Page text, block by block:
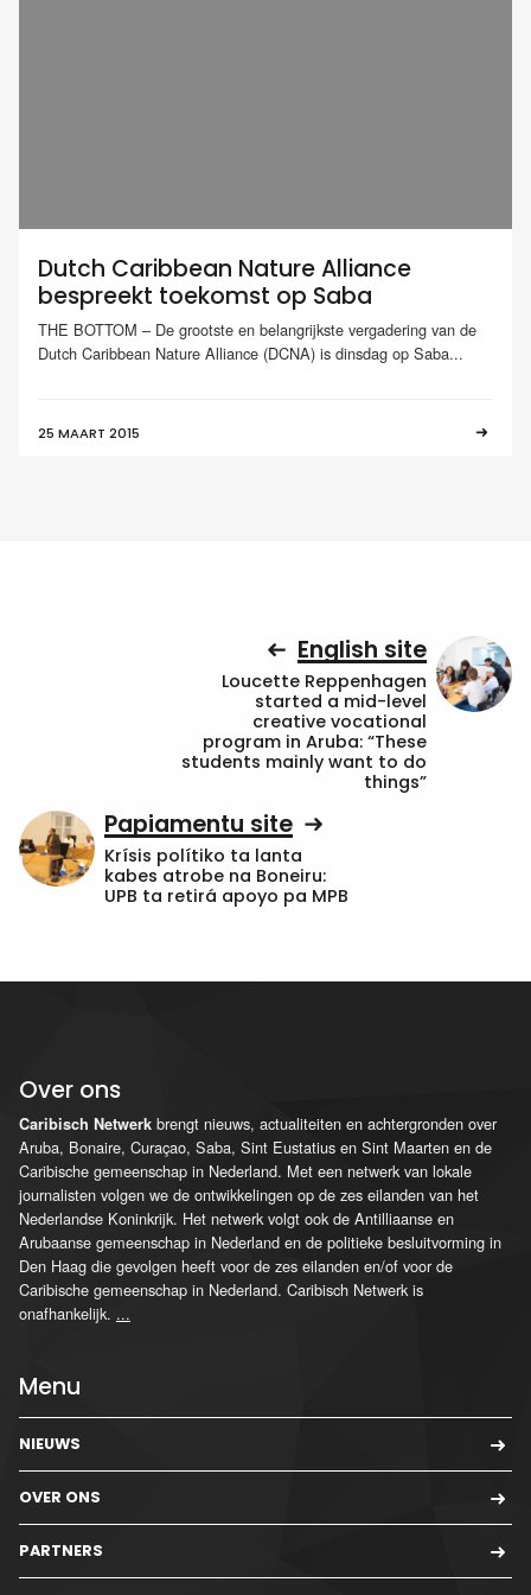
Dutch Caribbean Nature Alliance
bespreekt toekomst op Saba
THE BOTTOM – De grootste en belangrijkste vergadering van de
Dutch Caribbean Nature Alliance (DCNA) is dinsdag op Saba...
25 MAART 2015
English site
Loucette Reppenhagen
started a mid-level
creative vocational
program in Aruba: “These
students mainly want to do
things”
Papiamentu site
Krísis polítiko ta lanta
kabes atrobe na Boneiru:
UPB ta retirá apoyo pa MPB
Over ons
Caribisch Netwerk brengt nieuws, actualiteiten en achtergronden over
Aruba, Bonaire, Curaçao, Saba, Sint Eustatius en Sint Maarten en de
Caribische gemeenschap in Nederland. Met een netwerk van lokale
journalisten volgen we de ontwikkelingen op de zes eilanden van het
Nederlandse Koninkrijk. Het netwerk volgt ook de Antilliaanse en
Arubaanse gemeenschap in Nederland en de politieke besluitvorming in
Den Haag die gevolgen heeft voor de zes eilanden en/of voor de
Caribische gemeenschap in Nederland. Caribisch Netwerk is
onafhankelijk. ...
Menu
NIEUWS
OVER ONS
PARTNERS